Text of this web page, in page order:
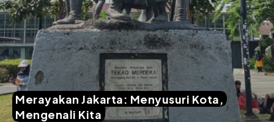
Merayakan Jakarta: Menyusuri Kota,
Mengenali Kita